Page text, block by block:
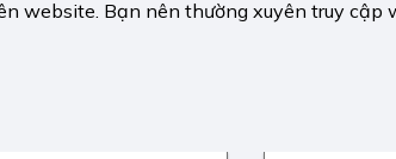
website. Bạn nên thường xuyên truy cập